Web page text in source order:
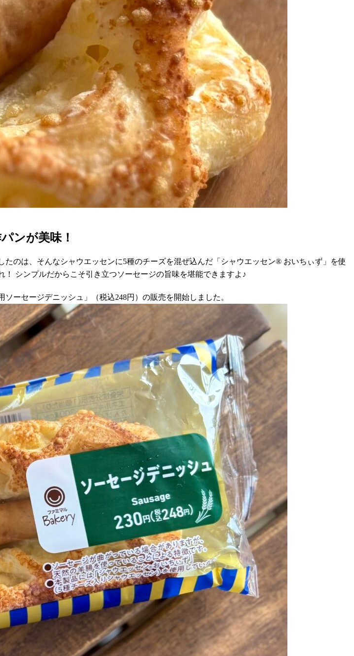
ンが美味！
のは、そんなシャウエッセンに5種のチーズを混ぜ込んだ「シャウエッセン® おいちぃず」を使
シンプルだからこそ引き立つソーセージの旨味を堪能できますよ♪
ーセージデニッシュ」（税込248円）の販売を開始しました。